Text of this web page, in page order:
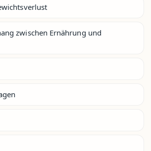
zwischen Ernährung und